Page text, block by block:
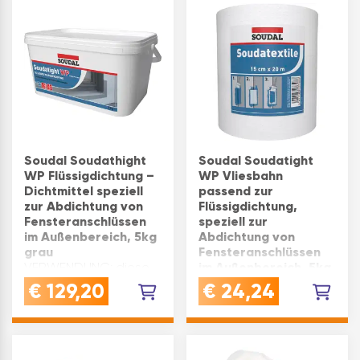
Abdichten von Sch…
Soudal Soudathight
WP Flüssigdichtung –
Dichtmittel speziell
zur Abdichtung von
Fensteranschlüssen
im Außenbereich, 5kg
grau
flüssig d ideal für
wasserdichte
Fenster-Boden-
€ 129,20
Soudal Soudatight
WP Vliesbahn
passend zur
Flüssigdichtung,
speziell zur
Abdichtung von
Fensteranschlüssen
grau
VERWENDUNG: die
Soudatextile eignet
€ 24,24